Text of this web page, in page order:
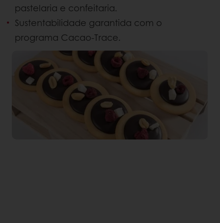
pastelaria e confeitaria.
Sustentabilidade garantida com o
programa Cacao-Trace.